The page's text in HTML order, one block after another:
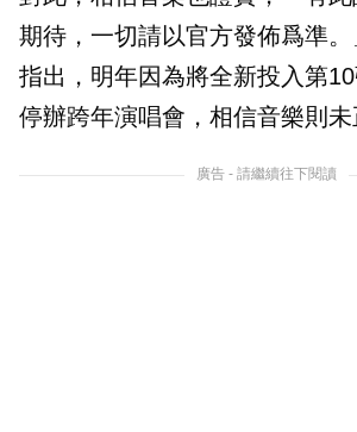
期待，一切請以官方發佈爲準
指出，明年因為將全新投入第
停辦跨年演唱會，相信音樂則未
廣告 - 請繼續往下閱讀